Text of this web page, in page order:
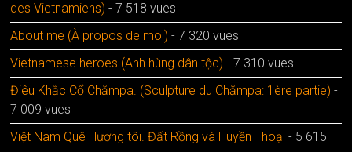
des Vietnamiens) - 7 518 vues
About me (À propos de moi) - 7 320 vues
Vietnamese heroes (Anh hùng dân tộc) - 7 310 vues
Điêu Khắc Cổ Chămpa. (Sculpture du Chămpa: 1ère partie) -
7 009 vues
Việt Nam Quê Hương tôi. Đất Rồng và Huyền Thoại - 5 615